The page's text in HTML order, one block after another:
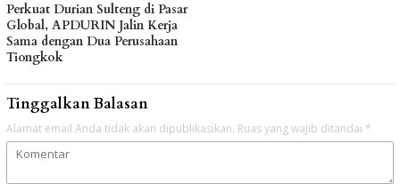
Perkuat Durian Sulteng di Pasar
Global, APDURIN Jalin Kerja
Sama dengan Dua Perusahaan
Tiongkok
Tinggalkan Balasan
Alamat email Anda tidak akan dipublikasikan. Ruas yang wajib ditandai *